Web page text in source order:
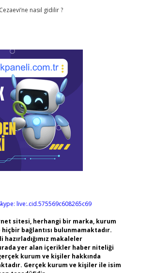
nasıl gidilir ?
live:.cid.575569c608265c69
sitesi, herhangi bir marka, kurum
bağlantısı bulunmamaktadır.
hazırladığımız makaleler
yer alan içerikler haber niteliği
kurum ve kişiler hakkında
Gerçek kurum ve kişiler ile isim